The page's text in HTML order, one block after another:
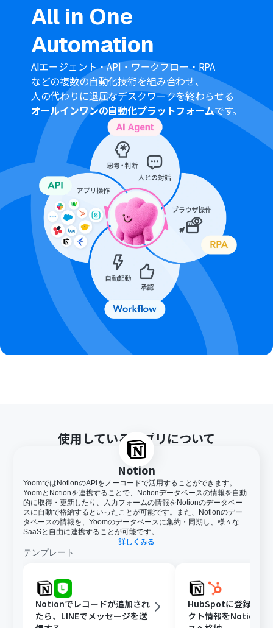
トだけでなく、Notionから取得した情報を変数として埋
め込めます。
■注意事項
Notion、MiroのそれぞれとYoomを連携してください。
トリガーは5分、10分、15分、30分、60分の間隔で起動
間隔を選択できます。
プランによって最短の起動間隔が異なりますので、ご注意
ください。
分岐はパーソナルプラン以上のプランでご利用いただけ
る機能（オペレーション）となっております。フリープラ
ンの場合は設定しているフローボットのオペレーション
はエラーとなりますので、ご注意ください。
パーソナルプランなどの有料プランは、2週間の無料トラ
イアルを行うことが可能です。無料トライアル中には制限
対象のアプリや機能（オペレーション）を使用すること
ができます。
All in One
Automation
AIエージェント・API・ワークフロー・RPA
などの複数の自動化技術を組み合わせ、
人の代わりに退屈なデスクワークを終わらせる
オールインワンの自動化プラットフォームです。
使用しているアプリについて
Notion
YoomではNotionのAPIをノーコードで活用することができます。
YoomとNotionを連携することで、Notionデータベースの情報を自動
的に取得・更新したり、入力フォームの情報をNotionのデータベー
スに自動で格納するといったことが可能です。また、Notionのデー
タベースの情報を、Yoomのデータベースに集約・同期し、様々な
SaaSと自由に連携することが可能です。
詳しくみる
テンプレート
Notionでレコードが追加され
たら、LINEでメッセージを送
HubSpotに登録され
クト情報をNotionデ